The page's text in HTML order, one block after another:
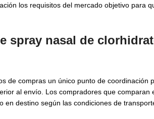
los requisitos del mercado objetivo para
spray nasal de
de compras un único punto de
al envío. Los compradores que comparan
en destino según las condiciones de